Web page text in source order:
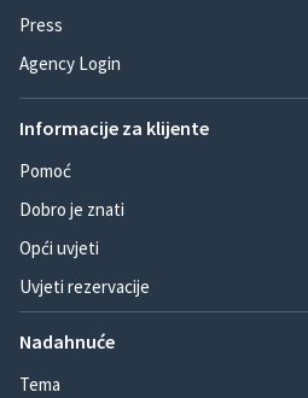
Press
Agency Login
Informacije za klijente
Pomoć
Dobro je znati
Opći uvjeti
Uvjeti rezervacije
Nadahnuće
Tema